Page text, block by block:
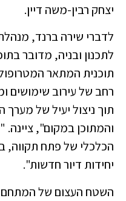
יצחק רבין-משה דיין.
לדברי שירה ברנד,
לתכנון ובניה, מדובר
תוכנית המתאר
רחב של עירוב שימושים
תוך ניצול יעיל של מערך
והמתוכן במקום", ציינה.
הכלכלי של פתח תקווה,
יחידות דיור חדשות".